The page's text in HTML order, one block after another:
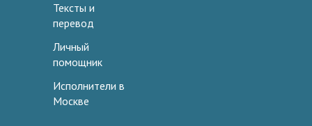
Тексты и
перевод
Личный
помощник
Исполнители в
Москве